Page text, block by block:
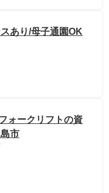
あり/母子通園OK
ォークリフトの資
市